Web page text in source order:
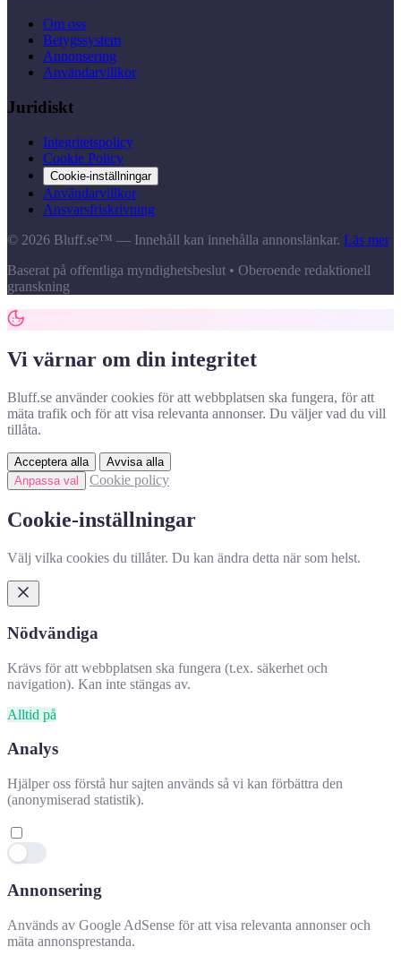
Hjälpte denna information dig?
✕
👍 Ja 👎 Nej
Om oss
Betygssystem
Annonsering
Användarvillkor
Juridiskt
Integritetspolicy
Cookie Policy
Cookie-inställningar
Användarvillkor
Ansvarsfriskrivning
© 2026 Bluff.se™ — Innehåll kan innehålla annonslänkar. Läs mer
Baserat på offentliga myndighetsbeslut • Oberoende redaktionell
granskning
Vi värnar om din integritet
Bluff.se använder cookies för att webbplatsen ska fungera, för att
mäta trafik och för att visa relevanta annonser. Du väljer vad du vill
tillåta.
Acceptera alla
Avvisa alla
Anpassa val
Cookie policy
Cookie-inställningar
Välj vilka cookies du tillåter. Du kan ändra detta när som helst.
Nödvändiga
Krävs för att webbplatsen ska fungera (t.ex. säkerhet och
navigation). Kan inte stängas av.
Alltid på
Analys
Hjälper oss förstå hur sajten används så vi kan förbättra den
(anonymiserad statistik).
Annonsering
Används av Google AdSense för att visa relevanta annonser och
mäta annonsprestanda.